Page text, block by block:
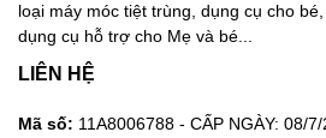
loại máy móc tiệt trùng, dụng cụ cho
dụng cụ hỗ trợ cho Mẹ và bé...
LIÊN HỆ
Mã số: 11A8006788 - CẤP NGÀY: 08/